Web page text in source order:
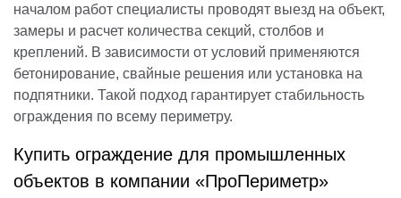
началом работ специалисты проводят выезд на объект,
замеры и расчет количества секций, столбов и
креплений. В зависимости от условий применяются
бетонирование, свайные решения или установка на
подпятники. Такой подход гарантирует стабильность
ограждения по всему периметру.
Купить ограждение для промышленных
объектов в компании «ПроПериметр»